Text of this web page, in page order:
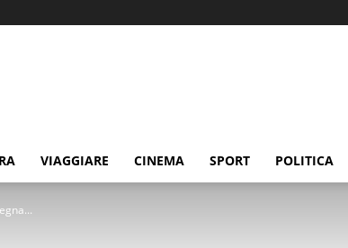
VIAGGIARE CINEMA SPORT POLITICA